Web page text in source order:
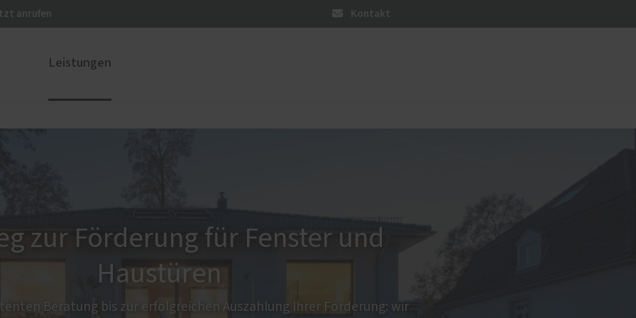
anrufen Kontakt
Leistungen
PaX Balkon- & Terrassentüren
zur Förderung für Fenster und
Haustüren
Beratung bis zur erfolgreichen Auszahlung Ihrer Förderung: wir